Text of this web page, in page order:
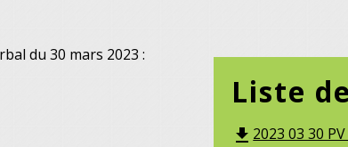
du 30 mars 2023 :
Liste
file_download2023 03 30